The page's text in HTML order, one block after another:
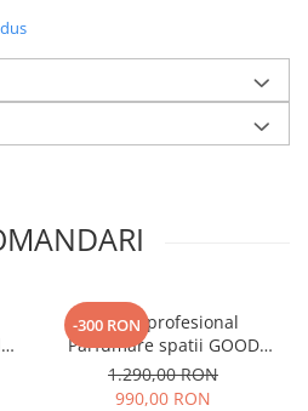
-300 RON
Aparat profesional
Parfumare spatii GOOD
SCENT Contour 2000,
culoare alba
1.290,00 RON
990,00 RON